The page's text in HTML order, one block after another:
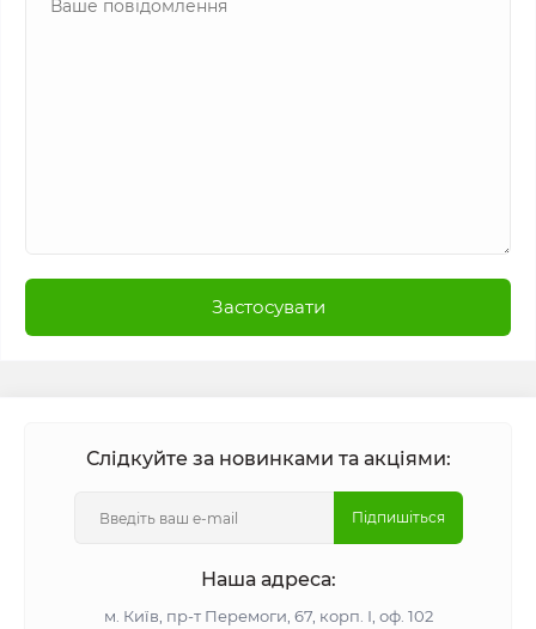
Застосувати
Слідкуйте за новинками та акціями:
Підпишіться
Наша адреса:
м. Київ, пр-т Перемоги, 67, корп. І, оф. 102